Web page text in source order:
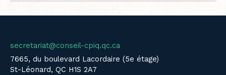
secretariat@conseil-cpiq.qc.ca
7665, du boulevard Lacordaire (5e étage)
St-Léonard, QC H1S 2A7